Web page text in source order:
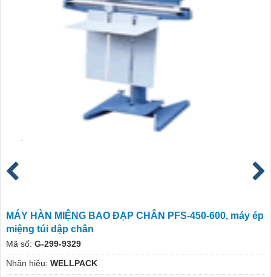
MÁY HÀN MIỆNG BAO ĐẠP CHÂN PFS-450-600, máy ép
miệng túi dập chân
Mã số: G-299-9329
Nhãn hiệu: WELLPACK